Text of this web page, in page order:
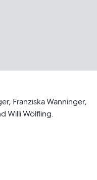
Franziska Wanninger,
Willi Wölfling.